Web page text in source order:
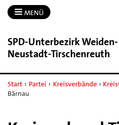
MENÜ
SPD-​Unterbezirk Weiden-​
Neustadt-​Tirschenreuth
Start › Partei › Kreisverbände ›
Bärnau